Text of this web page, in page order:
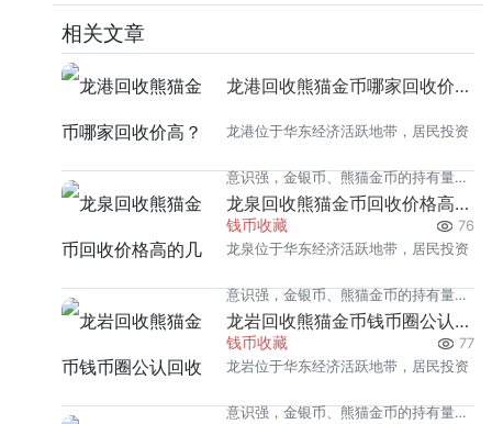
相关文章
龙港回收熊猫金币哪家回收价高？本地榜单
龙港位于华东经济活跃地带，居民投资
意识强，金银币、熊猫金币的持有量在
同类城市里位居前列。每逢金价高位，
温，但鱼龙混杂的回收渠道里，能精准
识别版别溢
钱币收藏 76
龙泉回收熊猫金币回收价格高的几家推荐
龙泉位于华东经济活跃地带，居民投资
意识强，金银币、熊猫金币的持有量在
同类城市里位居前列。每逢金价高位，
钱币收藏 77
龙岩回收熊猫金币钱币圈公认回收渠道排行
龙岩位于华东经济活跃地带，居民投资
意识强，金银币、熊猫金币的持有量在